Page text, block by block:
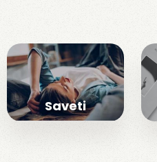
Saveti